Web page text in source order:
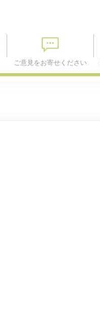
ご意見をお寄せください